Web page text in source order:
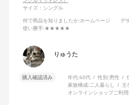
サイズ：シングル
何で商品を知りましたか:ホームページ デ
使い勝手:★★★★★
りゅうた
購入確認済み 年代:60代 性別:男性
家族構成:二人暮らし 主
オンラインショップご利